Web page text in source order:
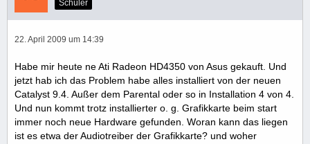
Schüler
22. April 2009 um 14:39
Habe mir heute ne Ati Radeon HD4350 von Asus gekauft. Und
jetzt hab ich das Problem habe alles installiert von der neuen
Catalyst 9.4. Außer dem Parental oder so in Installation 4 von 4.
Und nun kommt trotz installierter o. g. Grafikkarte beim start
immer noch neue Hardware gefunden. Woran kann das liegen
ist es etwa der Audiotreiber der Grafikkarte? und woher